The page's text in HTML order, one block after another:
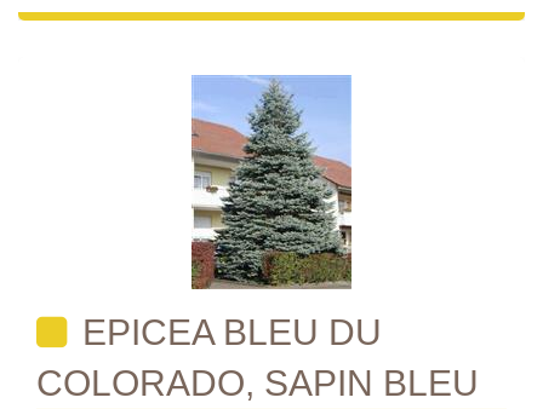
EPICEA BLEU DU
COLORADO, SAPIN BLEU